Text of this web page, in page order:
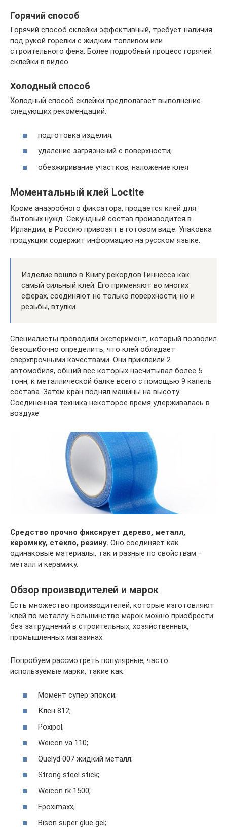
Горячий способ
Горячий способ склейки эффективный, требует наличия
под рукой горелки с жидким топливом или
строительного фена. Более подробный процесс горячей
склейки в видео
Холодный способ
Холодный способ склейки предполагает выполнение
следующих рекомендаций:
подготовка изделия;
удаление загрязнений с поверхности;
обезжиривание участков, наложение клея
Моментальный клей Loctite
Кроме анаэробного фиксатора, продается клей для
бытовых нужд. Секундный состав производится в
Ирландии, в Россию привозят в готовом виде. Упаковка
продукции содержит информацию на русском языке.
Изделие вошло в Книгу рекордов Гиннесса как
самый сильный клей. Его применяют во многих
сферах, соединяют не только поверхности, но и
резьбы, втулки.
Специалисты проводили эксперимент, который позволил
безошибочно определить, что клей обладает
сверхпрочными качествами. Они приклеили 2
автомобиля, общий вес которых насчитывал более 5
тонн, к металлической балке всего с помощью 9 капель
состава. Затем кран поднял машины на высоту.
Соединенная техника некоторое время удерживалась в
воздухе.
Средство прочно фиксирует дерево, металл,
керамику, стекло, резину. Оно соединяет как
одинаковые материалы, так и разные по свойствам –
металл и керамику.
Обзор производителей и марок
Есть множество производителей, которые изготовляют
клей по металлу. Большинство марок можно приобрести
без затруднений в строительных, хозяйственных,
промышленных магазинах.
Попробуем рассмотреть популярные, часто
используемые марки, такие как:
Момент супер эпокси;
Клен 812;
Poxipol;
Weicon va 110;
Quelyd 007 жидкий металл;
Strong steel stick;
Weicon rk 1500;
Epoximaxx;
Bison super glue gel;